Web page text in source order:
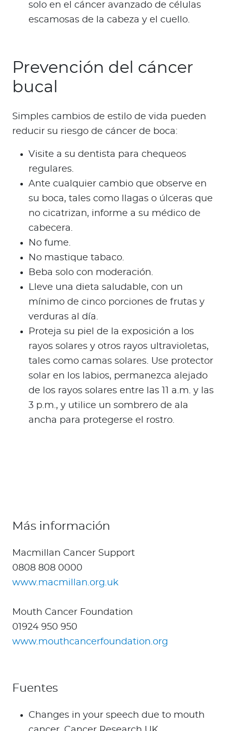
solo en el cáncer avanzado de células
escamosas de la cabeza y el cuello.
Prevención del cáncer
bucal
Simples cambios de estilo de vida pueden
reducir su riesgo de cáncer de boca:
Visite a su dentista para chequeos
regulares.
Ante cualquier cambio que observe en
su boca, tales como llagas o úlceras que
no cicatrizan, informe a su médico de
cabecera.
No fume.
No mastique tabaco.
Beba solo con moderación.
Lleve una dieta saludable, con un
mínimo de cinco porciones de frutas y
verduras al día.
Proteja su piel de la exposición a los
rayos solares y otros rayos ultravioletas,
tales como camas solares. Use protector
solar en los labios, permanezca alejado
de los rayos solares entre las 11 a.m. y las
3 p.m., y utilice un sombrero de ala
ancha para protegerse el rostro.
Más información
Macmillan Cancer Support
0808 808 0000
www.macmillan.org.uk
Mouth Cancer Foundation
01924 950 950
www.mouthcancerfoundation.org
Fuentes
Changes in your speech due to mouth